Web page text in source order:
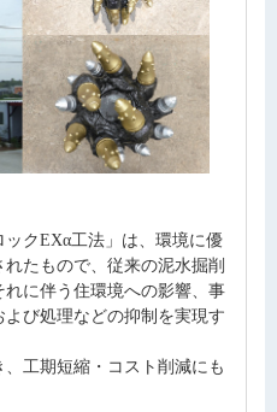
クEXα工法」は、環境に優
たもので、従来の泥水掘削
に伴う住環境への影響、事
び処理などの抑制を実現す
工期短縮・コスト削減にも